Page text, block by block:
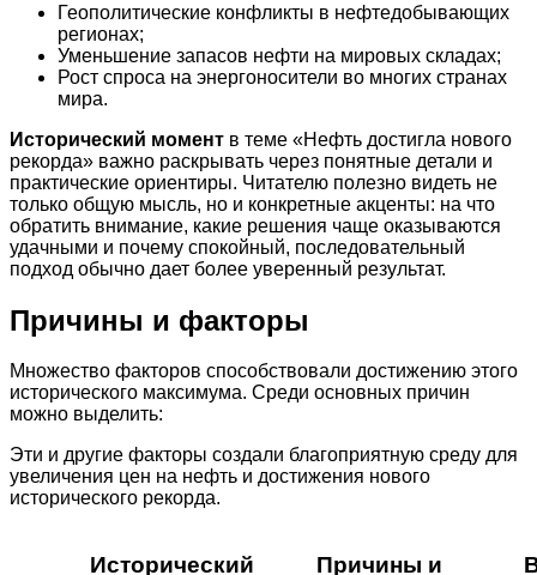
Геополитические конфликты в нефтедобывающих
регионах;
Уменьшение запасов нефти на мировых складах;
Рост спроса на энергоносители во многих странах
мира.
Исторический момент в теме «Нефть достигла нового
рекорда» важно раскрывать через понятные детали и
практические ориентиры. Читателю полезно видеть не
только общую мысль, но и конкретные акценты: на что
обратить внимание, какие решения чаще оказываются
удачными и почему спокойный, последовательный
подход обычно дает более уверенный результат.
Причины и факторы
Множество факторов способствовали достижению этого
исторического максимума. Среди основных причин
можно выделить:
Эти и другие факторы создали благоприятную среду для
увеличения цен на нефть и достижения нового
исторического рекорда.
Исторический
Причины и